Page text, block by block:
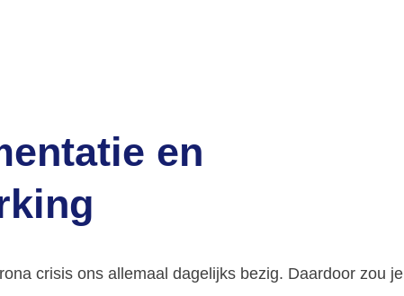
en
crisis ons allemaal dagelijks bezig. Daardoor zou je